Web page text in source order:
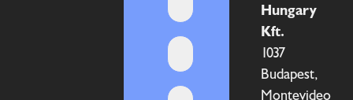
Hungary
Kft.
1037
Budapest,
Montevideo